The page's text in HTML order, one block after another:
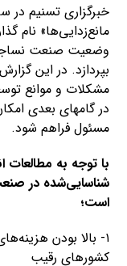
خبرگزاری تسنیم در
مانع‌زدایی‌ها» نام
وضعیت صنعت
بپردازد. در این
مشکلات و موانع
در گامهای بعدی
مسئول فراهم شود.
با توجه به
شناسایی‌شده در
است؛
۱- بالا بودن
کشورهای رقیب